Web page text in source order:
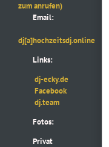
zum anrufen)
Email:
dj[a]hochzeitsdj.online
Links:
dj-ecky.de
Facebook
dj.team
Fotos:
Privat